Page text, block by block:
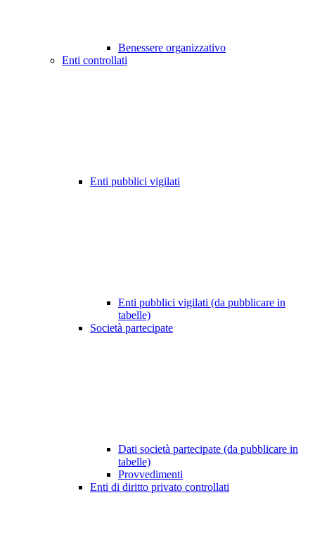
Benessere organizzativo
Enti controllati
Enti pubblici vigilati
Enti pubblici vigilati (da pubblicare in
tabelle)
Società partecipate
Dati società partecipate (da pubblicare in
tabelle)
Provvedimenti
Enti di diritto privato controllati